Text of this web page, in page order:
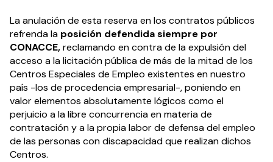
La anulación de esta reserva en los contratos públicos
refrenda la posición defendida siempre por
CONACCE,reclamando en contra de la expulsión del
acceso a la licitación pública de más de la mitad de los
Centros Especiales de Empleo existentes en nuestro
país -los de procedencia empresarial-, poniendo en
valor elementos absolutamente lógicos como el
perjuicio a la libre concurrencia en materia de
contratación y a la propia labor de defensa del empleo
de las personas con discapacidad que realizan dichos
Centros.